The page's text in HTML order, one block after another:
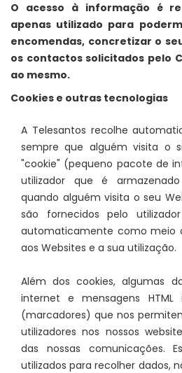
O acesso à informação é
apenas utilizado para
encomendas, concretizar o
os contactos solicitados pelo
ao mesmo.
Cookies e outras tecnologias
A Telesantos recolhe
sempre que alguém visita o
"cookie" (pequeno pacote de
utilizador que é
quando alguém visita o seu
são fornecidos pelo
automaticamente como meio
aos Websites e a sua utilização.
Além dos cookies, algumas
internet e mensagens HTML
(marcadores) que nos
utilizadores nos nossos
das nossas comunicações.
utilizados para recolher dados,